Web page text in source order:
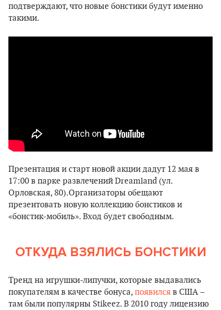
подтверждают, что новые бонстики будут именно
такими.
Презентация и старт новой акции дадут 12 мая в
17:00 в парке развлечений Dreamland (ул.
Орловская, 80).Организаторы обещают
презентовать новую коллекцию бонстиков и
«бонстик-мобиль». Вход будет свободным.
ОТКУДА ВЗЯЛИСЬ БОНСТИКИ
Тренд на игрушки-липучки, которые выдавались
покупателям в качестве бонуса, появился в США –
там были популярны Stikeez. В 2010 году лицензию